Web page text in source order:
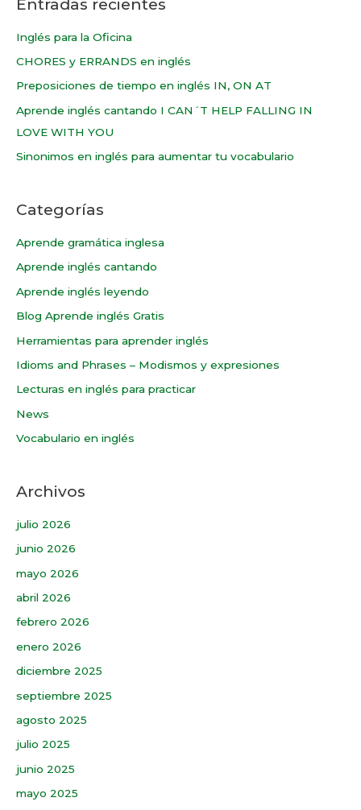
Entradas recientes
Inglés para la Oficina
CHORES y ERRANDS en inglés
Preposiciones de tiempo en inglés IN, ON AT
Aprende inglés cantando I CAN´T HELP FALLING IN
LOVE WITH YOU
Sinonimos en inglés para aumentar tu vocabulario
Categorías
Aprende gramática inglesa
Aprende inglés cantando
Aprende inglés leyendo
Blog Aprende inglés Gratis
Herramientas para aprender inglés
Idioms and Phrases – Modismos y expresiones
Lecturas en inglés para practicar
News
Vocabulario en inglés
Archivos
julio 2026
junio 2026
mayo 2026
abril 2026
febrero 2026
enero 2026
diciembre 2025
septiembre 2025
agosto 2025
julio 2025
junio 2025
mayo 2025